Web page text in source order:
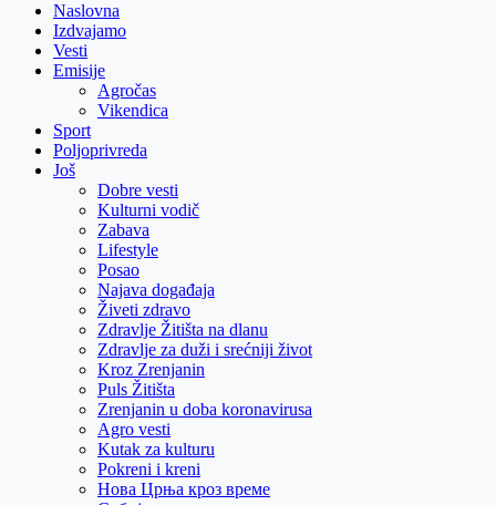
Naslovna
Izdvajamo
Vesti
Emisije
Agročas
Vikendica
Sport
Poljoprivreda
Još
Dobre vesti
Kulturni vodič
Zabava
Lifestyle
Posao
Najava događaja
Živeti zdravo
Zdravlje Žitišta na dlanu
Zdravlje za duži i srećniji život
Kroz Zrenjanin
Puls Žitišta
Zrenjanin u doba koronavirusa
Agro vesti
Kutak za kulturu
Pokreni i kreni
Нова Црња кроз време